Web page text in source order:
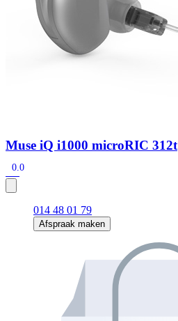
Muse iQ i1000 microRIC 312t
0.0
014 48 01 79
Afspraak maken